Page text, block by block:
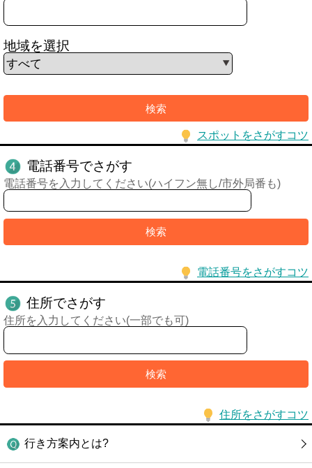
地域を選択
スポットをさがすコツ
電話番号でさがす
電話番号を入力してください(ハイフン無し/市外局番も)
電話番号をさがすコツ
住所でさがす
住所を入力してください(一部でも可)
住所をさがすコツ
行き方案内とは?